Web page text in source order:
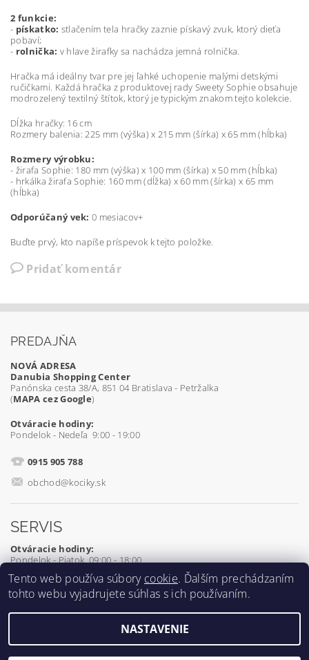
2 funkcie:
- pískatko: stlačením tela hračky zaznie pískavý zvuk, ktorý dieťa
pobaví;
- rolnička: v hlave žirafky sa nachádza jemná rolnička.
Hračka má ideálny tvar pre jej ľahké uchopenie malými detskými
ručičkami. Každá hračka z produktovej rady Sweety Sophie obsahuje
modrozelený textilný štítok, ktorý je typickým znakom tejto kolekcie.
Dĺžka hračky: 16 cm
Rozmery balenia: 225 mm (výška) x 215 mm (šírka) x 65 mm (hĺbka)
Rozmery výrobku:
- žirafa Sophie: 180 mm (výška) x 100 mm (šírka) x 50 mm (hĺbka)
- hrkálka žirafa Sophie: 160 mm (dĺžka) x 60 mm (šírka) x 65 mm
(hĺbka)
Odporúčaný vek: 0 mesiacov+
Buďte prvý, kto napíše príspevok k tejto položke.
Pridať komentár
PREDAJŇA
NOVÁ ADRESA
Danubia Shopping Center
Panónska cesta 38/A, 851 04 Bratislava - Petržalka
(MAPA cez Google)
Otváracie hodiny:
Pondelok - Nedeľa 9:00 - 19:00
0915 905 788
obchod@kociky.sk
SERVIS
Otváracie hodiny:
Pondelok - Piatok 09:00 - 18:00
0905 539 927
2026 ©Kociky.sk, všetky práva vyhradené
Tento web používa súbory cookie. Ďalším prechádzaním
tohto webu vyjadrujete súhlas s ich používaním.
NASTAVENIE